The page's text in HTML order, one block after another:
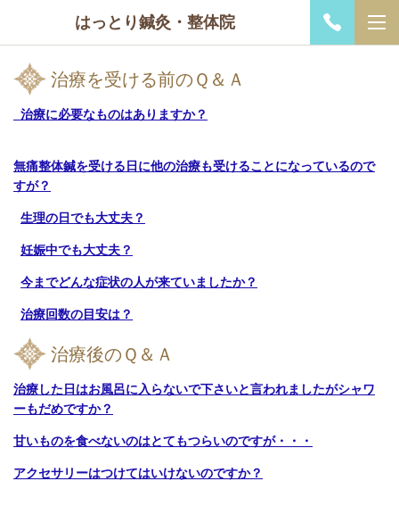
はっとり鍼灸・整体院
治療を受ける前のＱ＆Ａ
治療に必要なものはありますか？
無痛整体鍼を受ける日に他の治療も受けることになっているので
すが？
生理の日でも大丈夫？
妊娠中でも大丈夫？
今までどんな症状の人が来ていましたか？
治療回数の目安は？
治療後のＱ＆Ａ
治療した日はお風呂に入らないで下さいと言われましたがシャワ
ーもだめですか？
甘いものを食べないのはとてもつらいのですが・・・
アクセサリーはつけてはいけないのですか？